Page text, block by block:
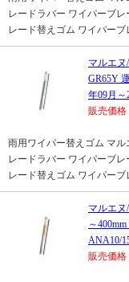
レードラバー ワイパーブ
レード替えゴム ワイパーブ
マルエ
GR65Y
年09月～
販売価格
雨用ワイパー替えゴム マル
レードラバー ワイパーブ
レード替えゴム ワイパーブ
マルエ
～
ANA10/
販売価格